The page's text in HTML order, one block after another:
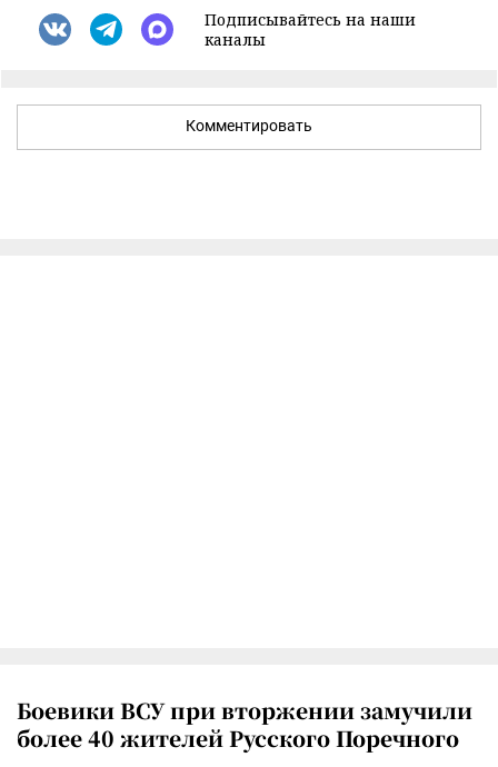
Подписывайтесь на наши
каналы
Комментировать
Боевики ВСУ при вторжении замучили
более 40 жителей Русского Поречного